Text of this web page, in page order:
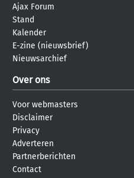
Ajax Forum
Stand
Kalender
E-zine (nieuwsbrief)
Nieuwsarchief
Over ons
Voor webmasters
Disclaimer
Privacy
Adverteren
Partnerberichten
Contact